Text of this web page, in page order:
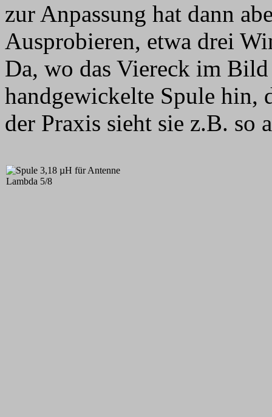
zur Anpassung hat dann
Ausprobieren, etwa drei
Da, wo das Viereck im
handgewickelte Spule
der Praxis sieht sie z.B. so